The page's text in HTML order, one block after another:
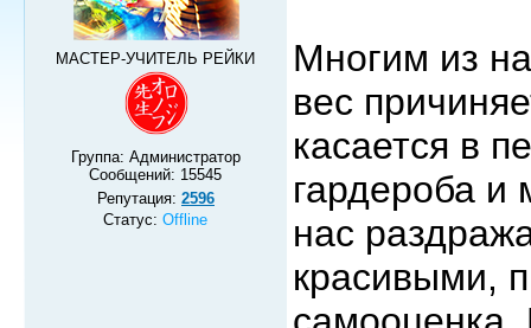
МАСТЕР-УЧИТЕЛЬ РЕЙКИ
Группа: Администратор
Сообщений: 15545
Репутация: 2596
Статус:Offline
Многим из
вес
касается в
гардероба и
нас
красивыми,